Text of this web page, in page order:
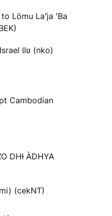
Lömu Laꞌja ꞌBa
Ɩlʋ (nko)
Cambodian
DHƗ ÀDHYA
(cekNT)